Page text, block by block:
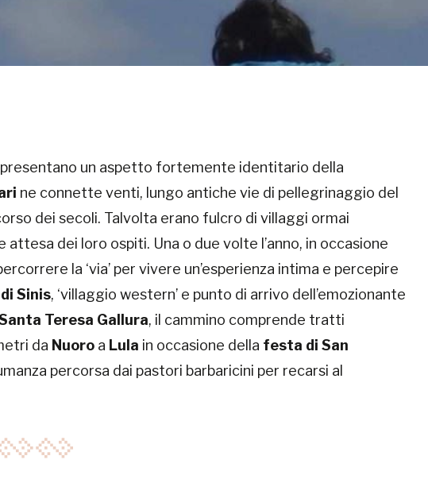
un aspetto fortemente identitario della
ne connette venti, lungo antiche vie di pellegrinaggio del
dei secoli. Talvolta erano fulcro di villaggi ormai
attesa dei loro ospiti. Una o due volte l’anno, in occasione
la ‘via’ per vivere un’esperienza intima e percepire
Sinis, ‘villaggio western’ e punto di arrivo dell’emozionante
Teresa Gallura, il cammino comprende tratti
da Nuoro a Lula in occasione della festa di San
percorsa dai pastori barbaricini per recarsi al